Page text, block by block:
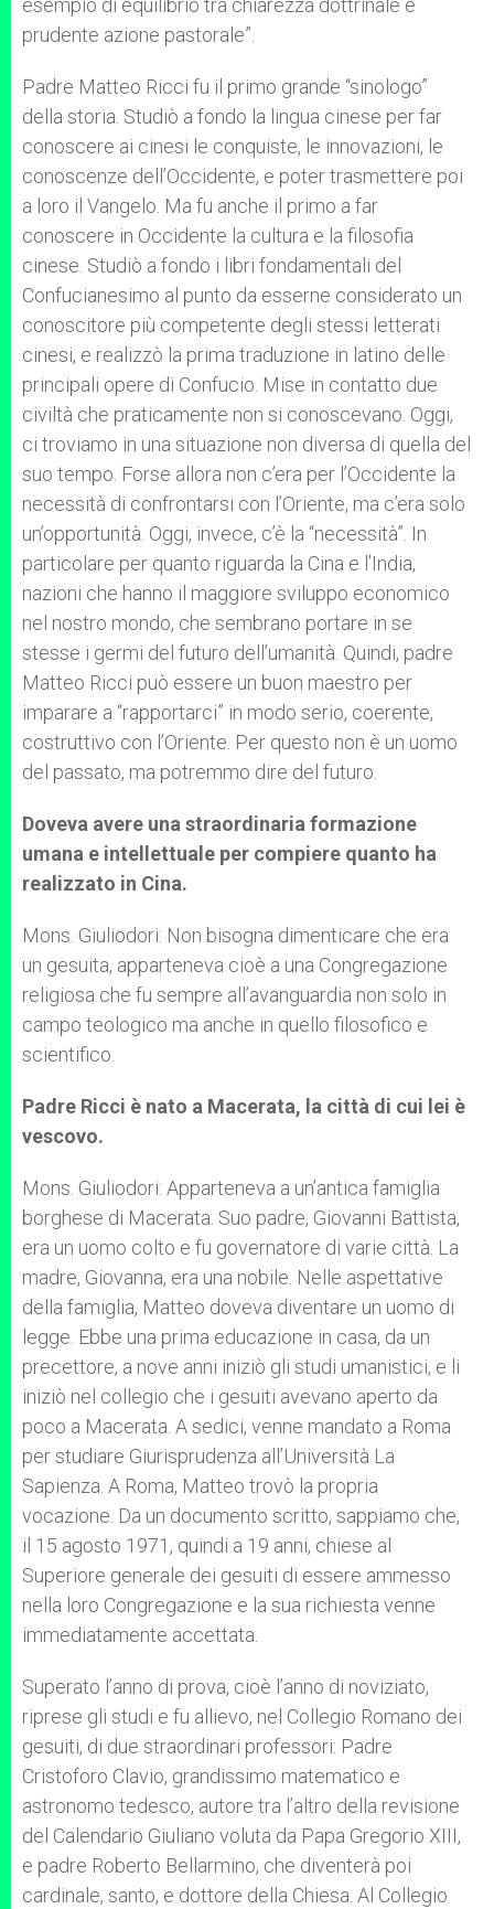
esempio di equilibrio tra chiarezza dottrinale e
prudente azione pastorale”.
Padre Matteo Ricci fu il primo grande “sinologo”
della storia. Studiò a fondo la lingua cinese per far
conoscere ai cinesi le conquiste, le innovazioni, le
conoscenze dell’Occidente, e poter trasmettere poi
a loro il Vangelo. Ma fu anche il primo a far
conoscere in Occidente la cultura e la filosofia
cinese. Studiò a fondo i libri fondamentali del
Confucianesimo al punto da esserne considerato un
conoscitore più competente degli stessi letterati
cinesi, e realizzò la prima traduzione in latino delle
principali opere di Confucio. Mise in contatto due
civiltà che praticamente non si conoscevano. Oggi,
ci troviamo in una situazione non diversa di quella del
suo tempo. Forse allora non c’era per l’Occidente la
necessità di confrontarsi con l’Oriente, ma c’era solo
un’opportunità. Oggi, invece, c’è la “necessità”. In
particolare per quanto riguarda la Cina e l’India,
nazioni che hanno il maggiore sviluppo economico
nel nostro mondo, che sembrano portare in se
stesse i germi del futuro dell’umanità. Quindi, padre
Matteo Ricci può essere un buon maestro per
imparare a “rapportarci” in modo serio, coerente,
costruttivo con l’Oriente. Per questo non è un uomo
del passato, ma potremmo dire del futuro.
Doveva avere una straordinaria formazione
umana e intellettuale per compiere quanto ha
realizzato in Cina.
Mons. Giuliodori: Non bisogna dimenticare che era
un gesuita, apparteneva cioè a una Congregazione
religiosa che fu sempre all’avanguardia non solo in
campo teologico ma anche in quello filosofico e
scientifico.
Padre Ricci è nato a Macerata, la città di cui lei è
vescovo.
Mons. Giuliodori: Apparteneva a un’antica famiglia
borghese di Macerata. Suo padre, Giovanni Battista,
era un uomo colto e fu governatore di varie città. La
madre, Giovanna, era una nobile. Nelle aspettative
della famiglia, Matteo doveva diventare un uomo di
legge. Ebbe una prima educazione in casa, da un
precettore, a nove anni iniziò gli studi umanistici, e li
iniziò nel collegio che i gesuiti avevano aperto da
poco a Macerata. A sedici, venne mandato a Roma
per studiare Giurisprudenza all’Università La
Sapienza. A Roma, Matteo trovò la propria
vocazione. Da un documento scritto, sappiamo che,
il 15 agosto 1971, quindi a 19 anni, chiese al
Superiore generale dei gesuiti di essere ammesso
nella loro Congregazione e la sua richiesta venne
immediatamente accettata.
Superato l’anno di prova, cioè l’anno di noviziato,
riprese gli studi e fu allievo, nel Collegio Romano dei
gesuiti, di due straordinari professori: Padre
Cristoforo Clavio, grandissimo matematico e
astronomo tedesco, autore tra l’altro della revisione
del Calendario Giuliano voluta da Papa Gregorio XIII,
e padre Roberto Bellarmino, che diventerà poi
cardinale, santo, e dottore della Chiesa. Al Collegio